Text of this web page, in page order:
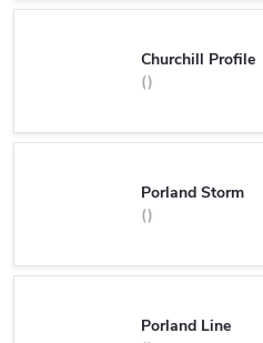
Churchill Profile
Porland Storm
Porland Line